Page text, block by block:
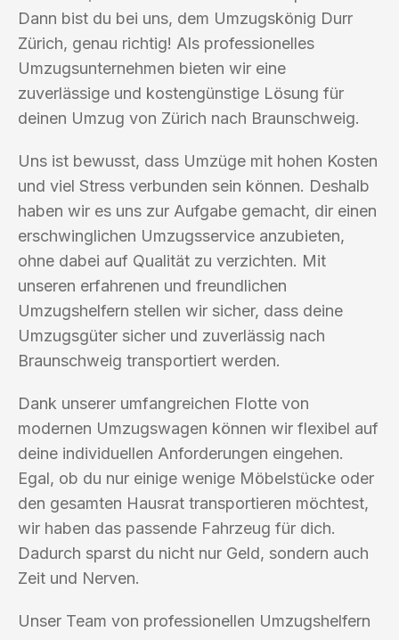
Dann bist du bei uns, dem Umzugskönig Durr
Zürich, genau richtig! Als professionelles
Umzugsunternehmen bieten wir eine
zuverlässige und kostengünstige Lösung für
deinen Umzug von Zürich nach Braunschweig.
Uns ist bewusst, dass Umzüge mit hohen Kosten
und viel Stress verbunden sein können. Deshalb
haben wir es uns zur Aufgabe gemacht, dir einen
erschwinglichen Umzugsservice anzubieten,
ohne dabei auf Qualität zu verzichten. Mit
unseren erfahrenen und freundlichen
Umzugshelfern stellen wir sicher, dass deine
Umzugsgüter sicher und zuverlässig nach
Braunschweig transportiert werden.
Dank unserer umfangreichen Flotte von
modernen Umzugswagen können wir flexibel auf
deine individuellen Anforderungen eingehen.
Egal, ob du nur einige wenige Möbelstücke oder
den gesamten Hausrat transportieren möchtest,
wir haben das passende Fahrzeug für dich.
Dadurch sparst du nicht nur Geld, sondern auch
Zeit und Nerven.
Unser Team von professionellen Umzugshelfern